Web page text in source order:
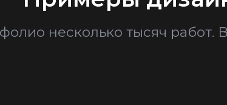
несколько тысяч работ.